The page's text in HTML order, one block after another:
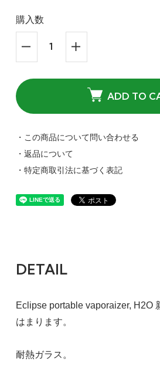
購入数
ADD TO
・この商品について問い合わせる
・返品について
・特定商取引法に基づく表記
DETAIL
Eclipse portable vaporaizer, H2O
はまります。
耐熱ガラス。